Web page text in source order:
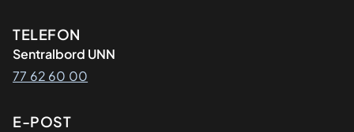
Kontaktinformasjon
TELEFON
Sentralbord UNN
77 62 60 00
E-POST